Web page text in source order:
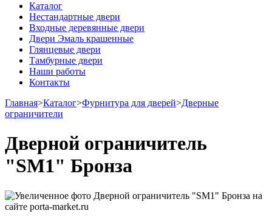
Каталог
Нестандартные двери
Входные деревянные двери
Двери Эмаль крашенные
Глянцевые двери
Тамбурные двери
Наши работы
Контакты
Главная>Каталог>Фурнитура для дверей>Дверные
ограничители
Дверной ограничитель
"SM1" Бронза